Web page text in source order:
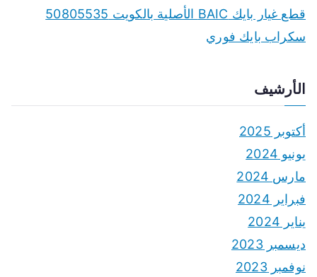
قطع غيار بايك BAIC الأصلية بالكويت 50805535
سكراب بايك فوري
الأرشيف
أكتوبر 2025
يونيو 2024
مارس 2024
فبراير 2024
يناير 2024
ديسمبر 2023
نوفمبر 2023